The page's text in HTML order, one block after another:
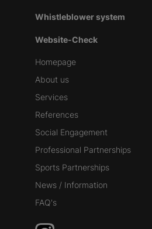
Homepage
About us
Services
References
Social Engagement
Professional Partnerships
Sports Partnerships
News / Information
FAQ's
Whistleblower system
Website-Check